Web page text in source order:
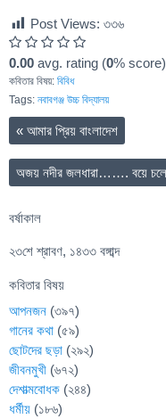
Post Views: ৩৩৬
0.00 avg. rating (0%
কবিতার বিষয়: বিবিধ
Tags: নবাবগঞ্জ উচ্চ বিদ্যালয়
« আমার প্রিয় বাংলাদেশ
অজয় নদীর জলধারা……. বয়ে চলে
বর্ষাকাল
২৩শে শ্রাবণ, ১৪৩৩ বঙ্গাব্দ
কবিতার বিষয়
আপনজন (৩৯৭)
গানের কথা (৫৯)
ছোটদের ছড়া (২৯২)
জীবনমুখী (৬৭২)
দেশাত্মবোধক (২৪৪)
ধর্মীয় (১৮৬)